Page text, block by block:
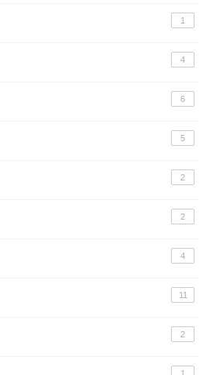
1
4
6
5
2
2
4
11
2